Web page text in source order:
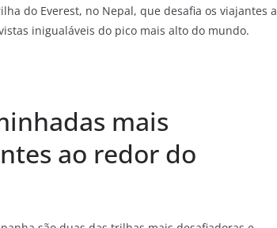
do Everest, no Nepal, que desafia os viajantes a
inigualáveis do pico mais alto do mundo.
mais
ao redor do